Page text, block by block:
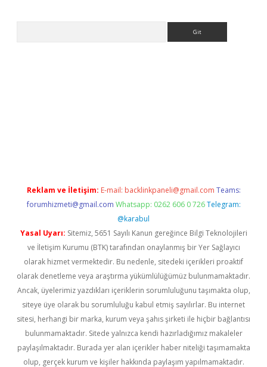
Reklam ve İletişim: E-mail: backlinkpaneli@gmail.com Teams:
forumhizmeti@gmail.com Whatsapp: 0262 606 0 726 Telegram:
@karabul
Yasal Uyarı: Sitemiz, 5651 Sayılı Kanun gereğince Bilgi Teknolojileri
ve İletişim Kurumu (BTK) tarafından onaylanmış bir Yer Sağlayıcı
olarak hizmet vermektedir. Bu nedenle, sitedeki içerikleri proaktif
olarak denetleme veya araştırma yükümlülüğümüz bulunmamaktadır.
Ancak, üyelerimiz yazdıkları içeriklerin sorumluluğunu taşımakta olup,
siteye üye olarak bu sorumluluğu kabul etmiş sayılırlar. Bu internet
sitesi, herhangi bir marka, kurum veya şahıs şirketi ile hiçbir bağlantısı
bulunmamaktadır. Sitede yalnızca kendi hazırladığımız makaleler
paylaşılmaktadır. Burada yer alan içerikler haber niteliği taşımamakta
olup, gerçek kurum ve kişiler hakkında paylaşım yapılmamaktadır.